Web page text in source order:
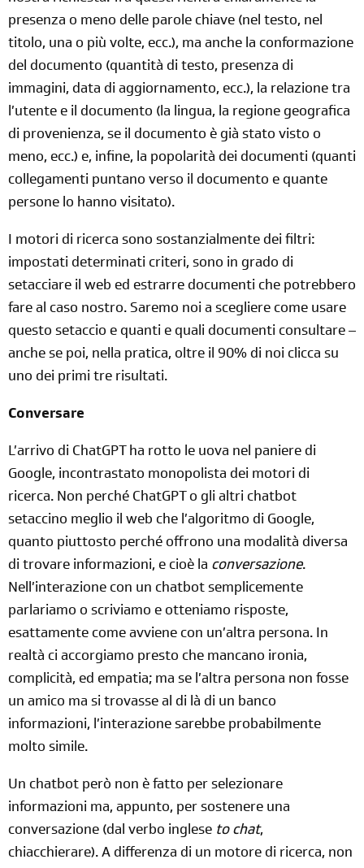
presenza o meno delle parole chiave (nel testo, nel
titolo, una o più volte, ecc.), ma anche la conformazione
del documento (quantità di testo, presenza di
immagini, data di aggiornamento, ecc.), la relazione tra
l’utente e il documento (la lingua, la regione geografica
di provenienza, se il documento è già stato visto o
meno, ecc.) e, infine, la popolarità dei documenti (quanti
collegamenti puntano verso il documento e quante
persone lo hanno visitato).
I motori di ricerca sono sostanzialmente dei filtri:
impostati determinati criteri, sono in grado di
setacciare il web ed estrarre documenti che potrebbero
fare al caso nostro. Saremo noi a scegliere come usare
questo setaccio e quanti e quali documenti consultare –
anche se poi, nella pratica, oltre il 90% di noi clicca su
uno dei primi tre risultati.
Conversare
L’arrivo di ChatGPT ha rotto le uova nel paniere di
Google, incontrastato monopolista dei motori di
ricerca. Non perché ChatGPT o gli altri chatbot
setaccino meglio il web che l’algoritmo di Google,
quanto piuttosto perché offrono una modalità diversa
di trovare informazioni, e cioè la conversazione.
Nell’interazione con un chatbot semplicemente
parlariamo o scriviamo e otteniamo risposte,
esattamente come avviene con un’altra persona. In
realtà ci accorgiamo presto che mancano ironia,
complicità, ed empatia; ma se l’altra persona non fosse
un amico ma si trovasse al di là di un banco
informazioni, l’interazione sarebbe probabilmente
molto simile.
Un chatbot però non è fatto per selezionare
informazioni ma, appunto, per sostenere una
conversazione (dal verbo inglese to chat,
chiacchierare). A differenza di un motore di ricerca, non